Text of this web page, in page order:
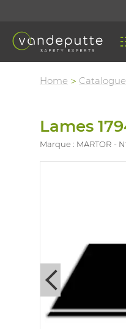
Home
Lames
Marque : MARTOR
Next